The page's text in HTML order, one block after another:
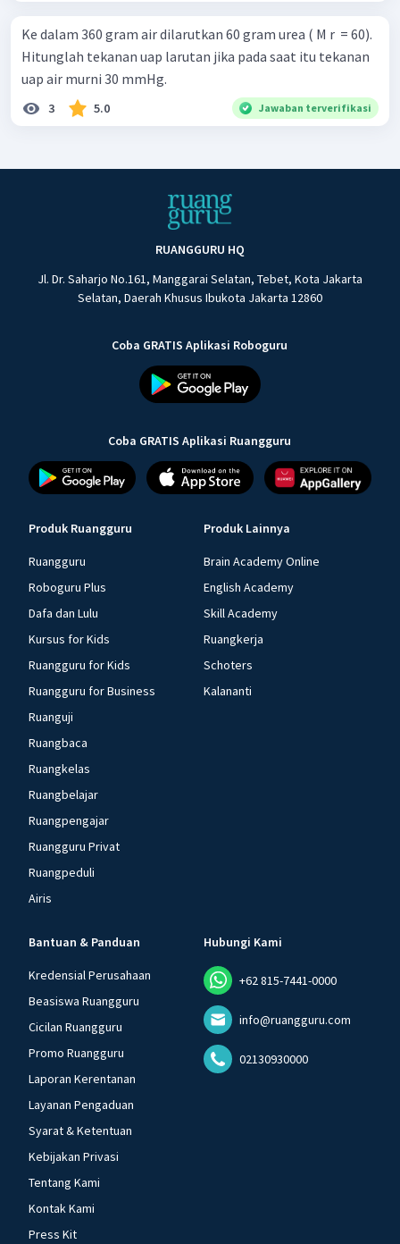
Ke dalam 360 gram air dilarutkan 60 gram urea ( M r ​ = 60).
Hitunglah tekanan uap larutan jika pada saat itu tekanan
uap air murni 30 mmHg.
3 5.0 Jawaban terverifikasi
RUANGGURU HQ
Jl. Dr. Saharjo No.161, Manggarai Selatan, Tebet, Kota Jakarta
Selatan, Daerah Khusus Ibukota Jakarta 12860
Coba GRATIS Aplikasi Roboguru
Coba GRATIS Aplikasi Ruangguru
Produk Ruangguru
Ruangguru
Roboguru Plus
Dafa dan Lulu
Kursus for Kids
Ruangguru for Kids
Ruangguru for Business
Ruanguji
Ruangbaca
Ruangkelas
Ruangbelajar
Ruangpengajar
Ruangguru Privat
Ruangpeduli
Airis
Produk Lainnya
Brain Academy Online
English Academy
Skill Academy
Ruangkerja
Schoters
Kalananti
Bantuan & Panduan
Kredensial Perusahaan
Beasiswa Ruangguru
Cicilan Ruangguru
Promo Ruangguru
Laporan Kerentanan
Layanan Pengaduan
Syarat & Ketentuan
Kebijakan Privasi
Tentang Kami
Kontak Kami
Press Kit
Hubungi Kami
+62 815-7441-0000
info@ruangguru.com
02130930000